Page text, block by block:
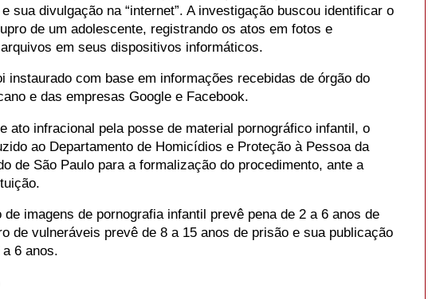
sua divulgação na “internet”. A investigação buscou identificar o
de um adolescente, registrando os atos em fotos e
em seus dispositivos informáticos.
instaurado com base em informações recebidas de órgão do
e das empresas Google e Facebook.
ato infracional pela posse de material pornográfico infantil, o
ao Departamento de Homicídios e Proteção à Pessoa da
de São Paulo para a formalização do procedimento, ante a
imagens de pornografia infantil prevê pena de 2 a 6 anos de
de vulneráveis prevê de 8 a 15 anos de prisão e sua publicação
a 6 anos.